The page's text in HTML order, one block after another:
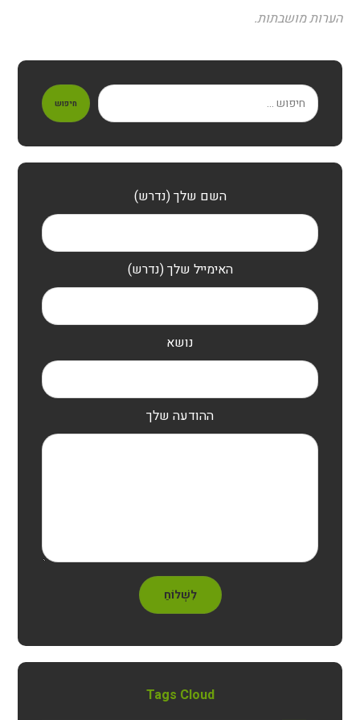
הערות מושבתות.
חיפוש
השם שלך (נדרש)
האימייל שלך (נדרש)
נושא
ההודעה שלך
לִשְׁלוֹחַ
Tags Cloud